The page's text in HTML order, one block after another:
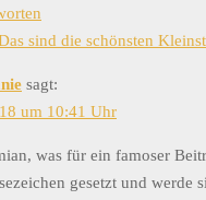
sind die schönsten
sagt:
um 10:41 Uhr
was für ein famoser
gesetzt und werde